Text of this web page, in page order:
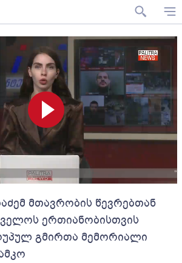
მთავრობის წევრებთან
ერთიანობისთვის
გმირთა მემორიალი